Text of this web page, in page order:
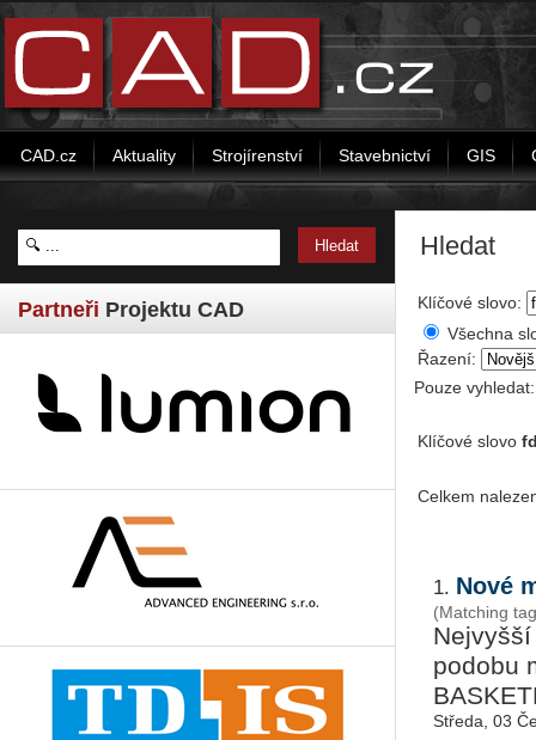
CAD.cz Aktuality Strojírenství Stavebnictví GIS
Partneři Projektu CAD
Hledat
Klíčové slovo:
Všechna
Řazení:
Pouze
Klíčové slovo
Celkem
1. Nové
(Matching
po­do­bu
Středa, 03